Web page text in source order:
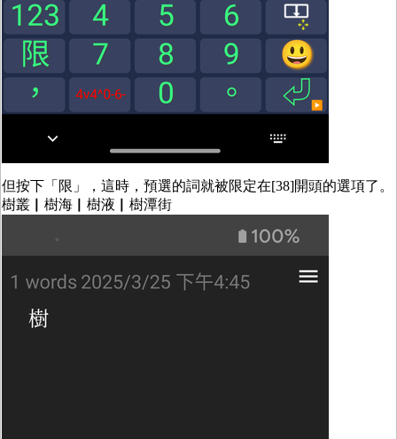
但按下「限」，這時，預選的詞就被限定在[38]開頭的選項了。
樹叢▏樹海▏樹液▏樹潭街